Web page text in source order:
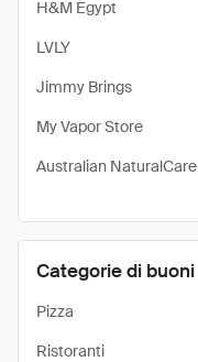
H&M Egypt
LVLY
Jimmy Brings
My Vapor Store
Australian NaturalCare
Categorie di buoni
Pizza
Ristoranti